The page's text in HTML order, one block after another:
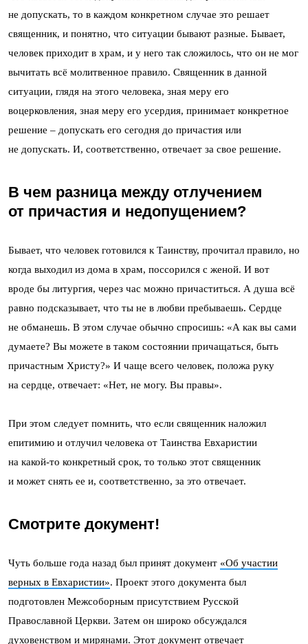
не допускать, то в каждом конкретном случае это решает
священник, и понятно, что ситуации бывают разные. Бывает,
человек приходит в храм, и у него так сложилось, что он не мог
вычитать всё молитвенное правило. Священник в данной
ситуации, глядя на этого человека, зная меру его
воцерковления, зная меру его усердия, принимает конкретное
решение – допускать его сегодня до причастия или
не допускать. И, соответственно, отвечает за свое решение.
В чем разница между отлучением
от причастия и недопущением?
Бывает, что человек готовился к Таинству, прочитал правило, но
когда выходил из дома в храм, поссорился с женой. И вот
вроде бы литургия, через час можно причаститься. А душа всё
равно подсказывает, что ты не в любви пребываешь. Сердце
не обманешь. В этом случае обычно спросишь: «А как вы сами
думаете? Вы можете в таком состоянии причащаться, быть
причастным Христу?» И чаще всего человек, положа руку
на сердце, отвечает: «Нет, не могу. Вы правы».
При этом следует помнить, что если священник наложил
епитимию и отлучил человека от Таинства Евхаристии
на какой-то конкретный срок, то только этот священник
и может снять ее и, соответственно, за это отвечает.
Смотрите документ!
Чуть больше года назад был принят документ «Об участии
верных в Евхаристии». Проект этого документа был
подготовлен Межсоборным присутствием Русской
Православной Церкви. Затем он широко обсуждался
духовенством и мирянами. Этот документ отвечает